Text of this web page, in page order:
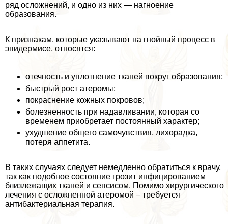
ряд осложнений, и одно из них — нагноение
образования.
К признакам, которые указывают на гнойный процесс в
эпидермисе, относятся:
отечность и уплотнение тканей вокруг образования;
быстрый рост атеромы;
покраснение кожных покровов;
болезненность при надавливании, которая со
временем приобретает постоянный хаpaктер;
ухудшение общего самочувствия, лихорадка,
потеря аппетита.
В таких случаях следует немедленно обратиться к врачу,
так как подобное состояние грозит инфицированием
близлежащих тканей и сепсисом. Помимо хирургического
лечения с осложненной атеромой – требуется
антибактериальная терапия.